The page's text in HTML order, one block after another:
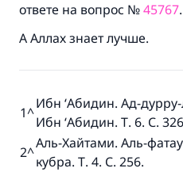
ответе на вопрос №45767.
А Аллах знает лучше.
^
1
Ибн ‘Абидин. Ад-
Ибн ‘Абидин. Т. 6. С.
^
2
Аль-Хайтами. Аль-
кубра. Т. 4. С. 256.